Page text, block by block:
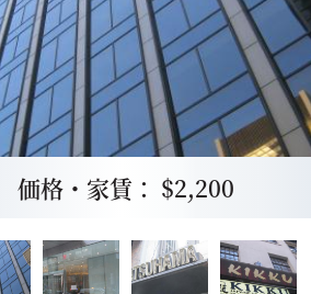
価格・家賃： $2,200